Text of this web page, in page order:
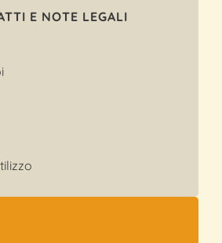
E NOTE LEGALI